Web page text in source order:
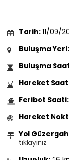
Tarih: 11/09/
Buluşma Yeri:
Buluşma
Hareket
Feribot Saati:
Hareket
Yol
tıklayınız